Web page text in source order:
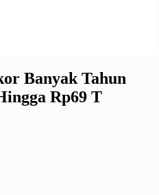
Banyak Tahun
Rp69 T